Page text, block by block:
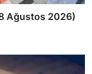
Ağustos 2026)